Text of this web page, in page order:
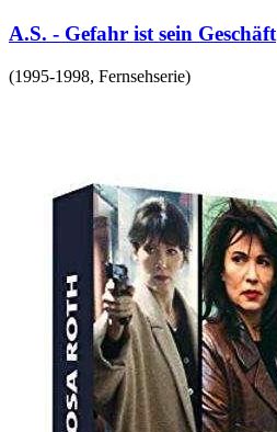
A.S. - Gefahr ist sein Geschäft
(1995-1998, Fernsehserie)